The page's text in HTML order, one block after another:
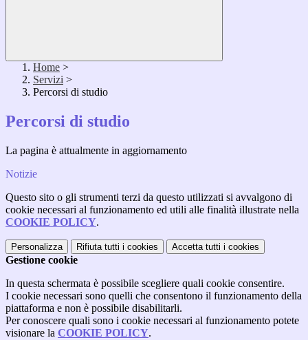
Home >
Servizi >
Percorsi di studio
Percorsi di studio
La pagina è attualmente in aggiornamento
Notizie
Questo sito o gli strumenti terzi da questo utilizzati si avvalgono di
cookie necessari al funzionamento ed utili alle finalità illustrate nella
COOKIE POLICY.
Personalizza Rifiuta tutti i cookies Accetta tutti i cookies
Gestione cookie
In questa schermata è possibile scegliere quali cookie consentire.
I cookie necessari sono quelli che consentono il funzionamento della
piattaforma e non è possibile disabilitarli.
Per conoscere quali sono i cookie necessari al funzionamento potete
visionare la COOKIE POLICY.